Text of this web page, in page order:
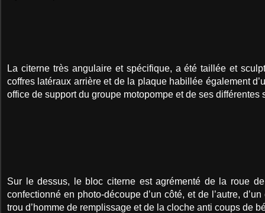
La citerne très angulaire et spécifique, a été taillée et
coffres latéraux arrière et de la plaque habillée également
office de support du groupe motopompe et de ses différentes
Sur le dessus, le bloc citerne est agrémenté de la roue
confectionné en photo-découpe d’un côté, et de l’autre,
trou d’homme de remplissage et de la cloche anti coups de